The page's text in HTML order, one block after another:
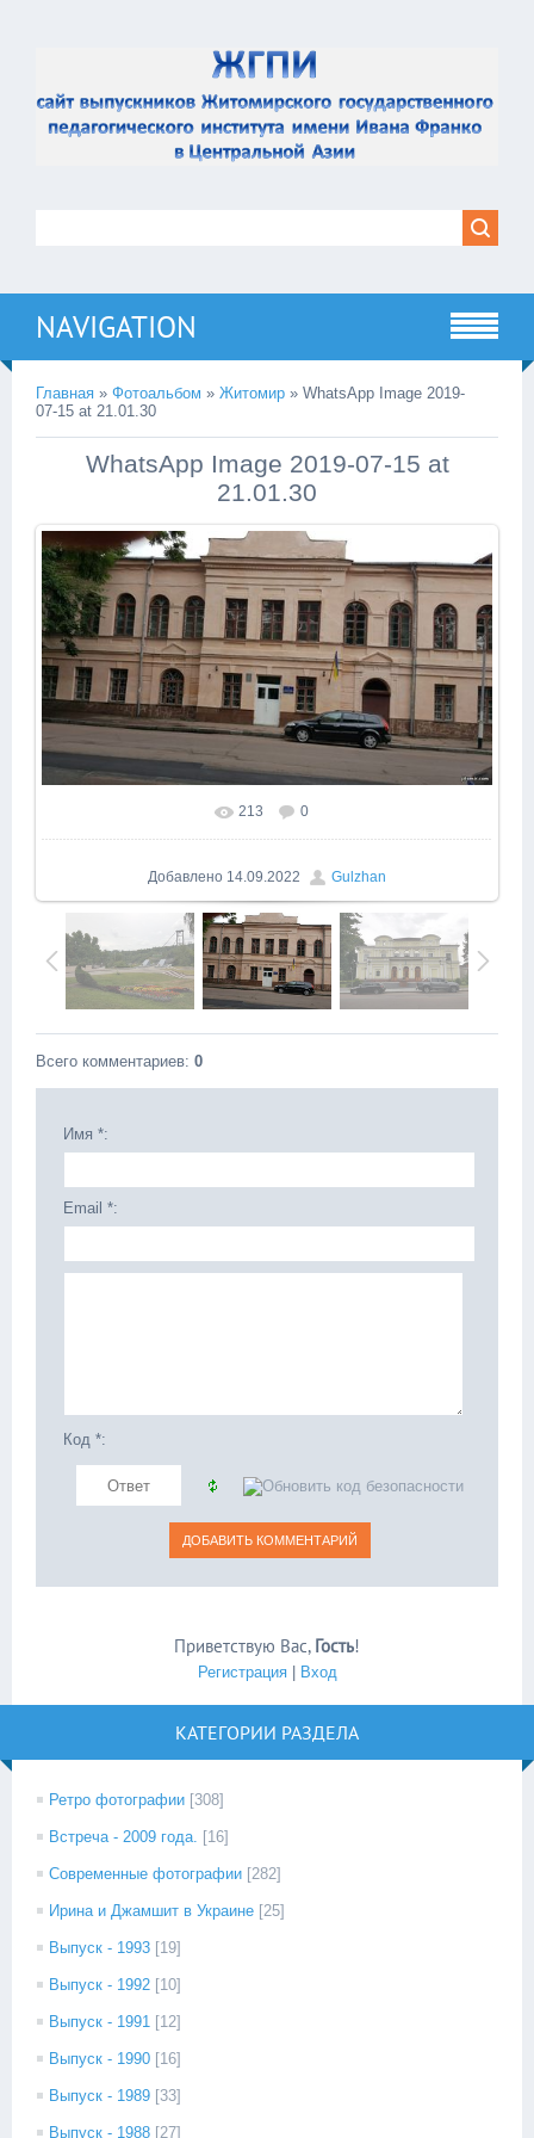
NAVIGATION
Главная » Фотоальбом » Житомир » WhatsApp Image 2019-
07-15 at 21.01.30
WhatsApp Image 2019-07-15 at
21.01.30
213 0
Добавлено 14.09.2022 Gulzhan
Всего комментариев: 0
Имя *:
Email *:
Код *:
Приветствую Вас, Гость!
Регистрация| Вход
КАТЕГОРИИ РАЗДЕЛА
Ретро фотографии [308]
Встреча - 2009 года. [16]
Современные фотографии [282]
Ирина и Джамшит в Украине [25]
Выпуск - 1993 [19]
Выпуск - 1992 [10]
Выпуск - 1991 [12]
Выпуск - 1990 [16]
Выпуск - 1989 [33]
Выпуск - 1988 [27]